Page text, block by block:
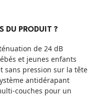
DU PRODUIT ?
de 24 dB
et jeunes enfants
sans pression sur la tête
antidérapant
couches pour un